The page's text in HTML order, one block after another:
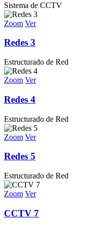
Sistema de CCTV
Zoom Ver
Redes 3
Estructurado de Red
Zoom Ver
Redes 4
Estructurado de Red
Zoom Ver
Redes 5
Estructurado de Red
Zoom Ver
CCTV 7